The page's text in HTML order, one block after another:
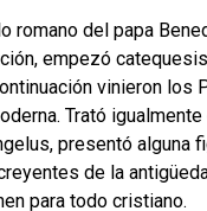
romano del papa
empezó
vinieron los
Trató
presentó alguna
de la
para todo cristiano.